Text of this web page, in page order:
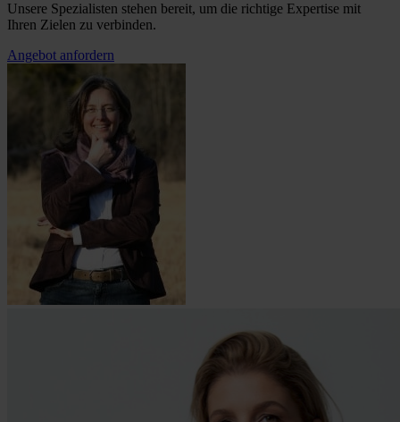
Unsere Spezialisten stehen bereit, um die richtige Expertise mit
Ihren Zielen zu verbinden.
Angebot anfordern